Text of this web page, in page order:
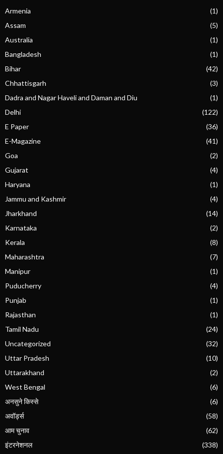
Armenia
(1)
Assam
(5)
Australia
(1)
Bangladesh
(1)
Bihar
(42)
Chhattisgarh
(3)
Dadra and Nagar Haveli and Daman and Diu
(1)
Delhi
(122)
E Paper
(36)
E-Magazine
(41)
Goa
(2)
Gujarat
(4)
Haryana
(1)
Jammu and Kashmir
(4)
Jharkhand
(14)
Karnataka
(2)
Kerala
(8)
Maharashtra
(7)
Manipur
(1)
Puducherry
(4)
Punjab
(1)
Rajasthan
(1)
Tamil Nadu
(24)
Uncategorized
(32)
Uttar Pradesh
(10)
Uttarakhand
(2)
West Bengal
(6)
अनसुने किस्से
(6)
अवॉर्ड्स
(58)
आम चुनाव
(62)
इंटरनेशनल
(338)